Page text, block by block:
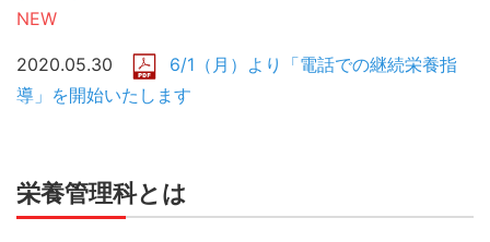
NEW
2020.05.30
6/1（月）より「電話での継続栄養指
導」を開始いたします
栄養管理科とは